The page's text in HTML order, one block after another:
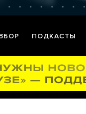
ПОДКАСТЫ